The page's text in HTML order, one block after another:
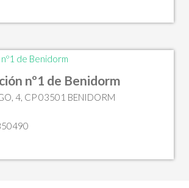
nº1 de Benidorm
4, CP 03501 BENIDORM